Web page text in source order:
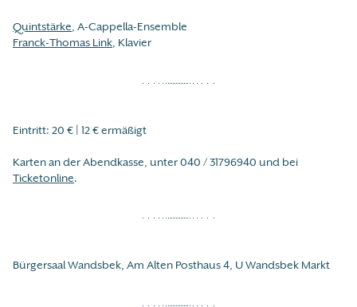
Quintstärke, A-Cappella-Ensemble
Franck-Thomas Link, Klavier
Eintritt: 20 € | 12 € ermäßigt
Karten an der Abendkasse, unter 040 / 31796940 und bei
Ticketonline.
Bürgersaal Wandsbek, Am Alten Posthaus 4, U Wandsbek Markt